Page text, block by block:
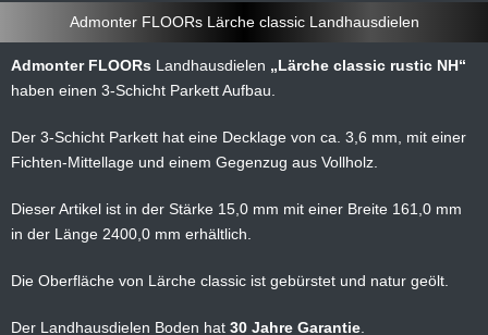
Admonter FLOORs Lärche classic Landhausdielen
Admonter FLOORs Landhausdielen
Lärche classic rustic NH
haben einen 3-Schicht Parkett Aufbau.
Der 3-Schicht Parkett hat eine Decklage von ca. 3,6 mm, mit einer
Fichten-Mittellage und einem Gegenzug aus Vollholz.
Dieser Artikel ist in der Stärke 15,0 mm mit einer Breite 161,0 mm
in der Länge 2400,0 mm erhältlich.
Die Oberfläche von Lärche classic ist gebürstet und natur geölt.
Der Landhausdielen Boden hat 30 Jahre Garantie